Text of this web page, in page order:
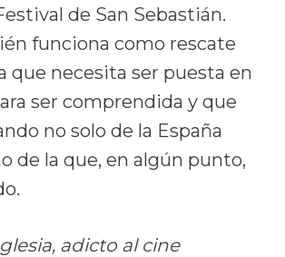
de San Sebastián.
funciona como rescate
que necesita ser puesta en
ser comprendida y que
no solo de la España
de la que, en algún punto,
adicto al cine